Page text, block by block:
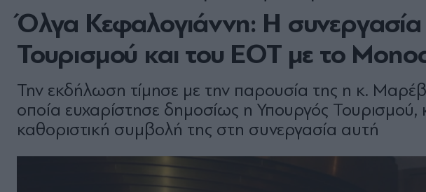
Όλγα Κεφαλογιάννη: Η συνεργασία
Τουρισμού και του ΕΟΤ με το
Την εκδήλωση τίμησε με την παρουσία της η κ.
οποία ευχαρίστησε δημοσίως η Υπουργός Τουρισμού,
καθοριστική συμβολή της στη συνεργασία αυτή